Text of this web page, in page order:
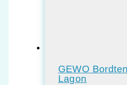
GEWO
Lagon